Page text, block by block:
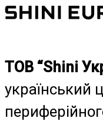
ТОВ “Shini
український